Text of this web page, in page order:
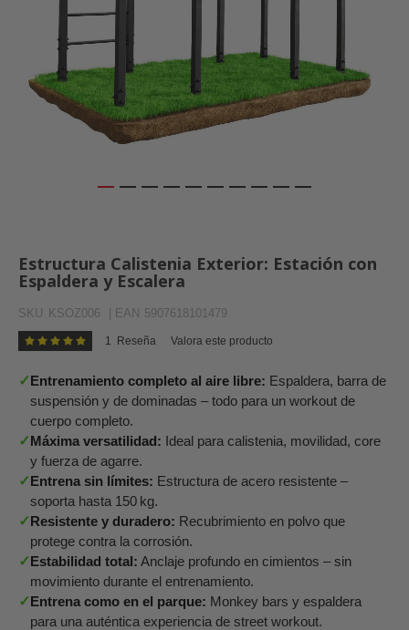
de
la
de
imágenes
Estructura Calistenia Exterior: Estación con
Espaldera y Escalera
SKU KSOZ006 | EAN 5907618101479
Valoración:
100
% of100
1 Reseña Valora este producto
✓Entrenamiento completo al aire libre: Espaldera, barra de
suspensión y de dominadas – todo para un workout de
cuerpo completo.
✓Máxima versatilidad: Ideal para calistenia, movilidad, core
y fuerza de agarre.
✓Entrena sin límites: Estructura de acero resistente –
soporta hasta 150 kg.
✓Resistente y duradero: Recubrimiento en polvo que
protege contra la corrosión.
✓Estabilidad total: Anclaje profundo en cimientos – sin
movimiento durante el entrenamiento.
✓Entrena como en el parque: Monkey bars y espaldera
para una auténtica experiencia de street workout.